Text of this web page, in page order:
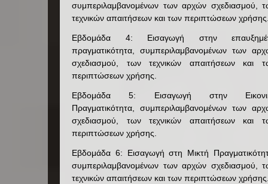
συμπεριλαμβανομένων των αρχών σχεδιασμού,
τεχνικών απαιτήσεων και των περιπτώσεων
Εβδομάδα 4: Εισαγωγή στην
πραγματικότητα, συμπεριλαμβανομένων των
σχεδιασμού, των τεχνικών απαιτήσεων και
περιπτώσεων χρήσης.
Εβδομάδα 5: Εισαγωγή στην
Πραγματικότητα, συμπεριλαμβανομένων των
σχεδιασμού, των τεχνικών απαιτήσεων και
περιπτώσεων χρήσης.
Εβδομάδα 6: Εισαγωγή στη Μικτή
συμπεριλαμβανομένων των αρχών σχεδιασμού,
τεχνικών απαιτήσεων και των περιπτώσεων